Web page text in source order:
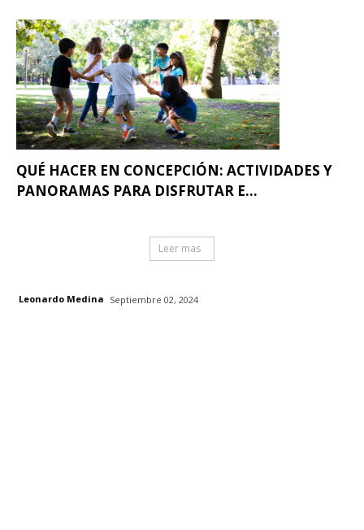
QUÉ HACER EN CONCEPCIÓN: ACTIVIDADES Y
PANORAMAS PARA DISFRUTAR E...
Leer mas
Leonardo Medina Septiembre 02, 2024